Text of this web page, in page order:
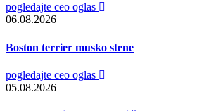
pogledajte ceo oglas
06.08.2026
Boston terrier musko stene
pogledajte ceo oglas
05.08.2026